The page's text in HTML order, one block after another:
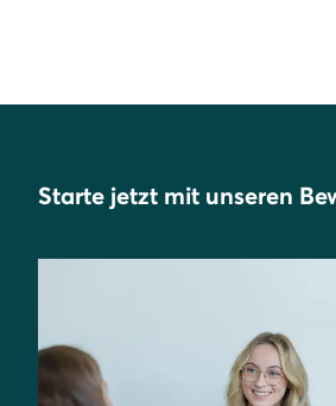
Starte jetzt mit unseren